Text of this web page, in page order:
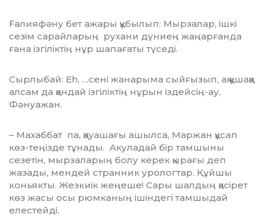
Ғалияфәну бет ажары құбылып: Мырзалар, ішкі
сезім сарайларың рухани дү­ниең жаңарғанда
ғана ізгіліктің нұр шапа­ғаты түседі.
Сырлыбай: Еһ, …сені жанарыма сый­ғызып, ақ құшаққа
алсам да қандай ізгі­лік­тің нұрын іздейсің-ау,
Фәнуажан.
– Махаббат па, қауашағы ашылса, Маржан құсап
көз-теңізде тұнады. Акуладай бір тамшыны
сезетін, мырзаларың болу керек қырағы деп
жазады, мендей странник урологтар. Құйшы
коньякты. Жезкиік жеңеше! Сары шалдың қасірет
көз жасы осы рюмканың ішіндегі тамшыдай
елестейді.